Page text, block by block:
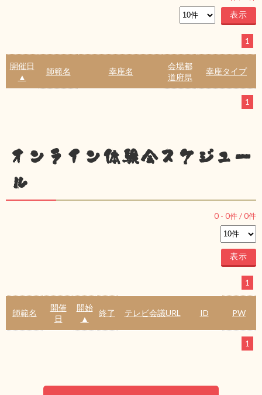
1
開催日
▲
師範名 幸座名
会場都
道府県
幸座タイプ
1
オンライン体験会スケジュー
ル
0 - 0件 /0件
1
師範名
開催
日
開始
▲
終了 テレビ会議URL ID PW
1